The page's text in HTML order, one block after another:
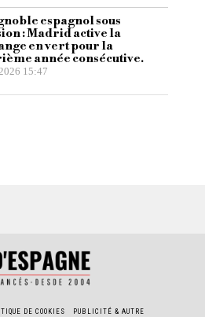
espagnol sous
: Madrid active la
en vert pour la
année consécutive.
15:47
DE COOKIES PUBLICITÉ & AUTRE